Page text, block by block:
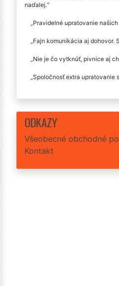
naďalej.
Pravidelné upratovanie
Fajn komunikácia aj dohovor.
Nie je čo vytknúť, pivnice aj
Spoločnosť extra upratovanie
ODKAZY
Všeobecné obchodné
Kontakt